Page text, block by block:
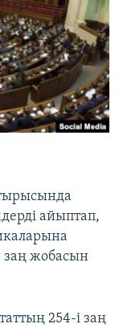
айыптап,
заң жобасын
254-і заң